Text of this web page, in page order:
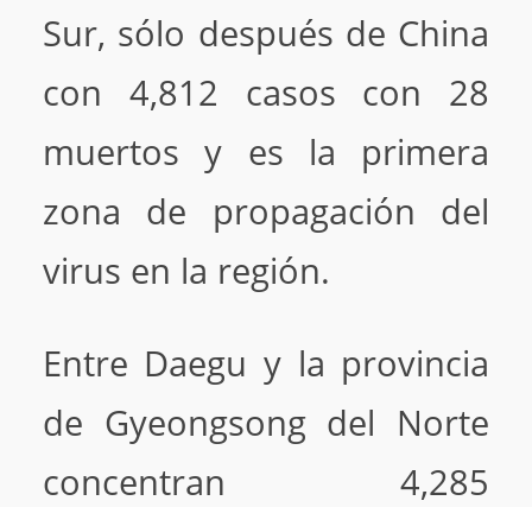
Sur, sólo después de China
con 4,812 casos con 28
muertos y es la primera
zona de propagación del
virus en la región.
Entre Daegu y la provincia
de Gyeongsong del Norte
concentran 4,285